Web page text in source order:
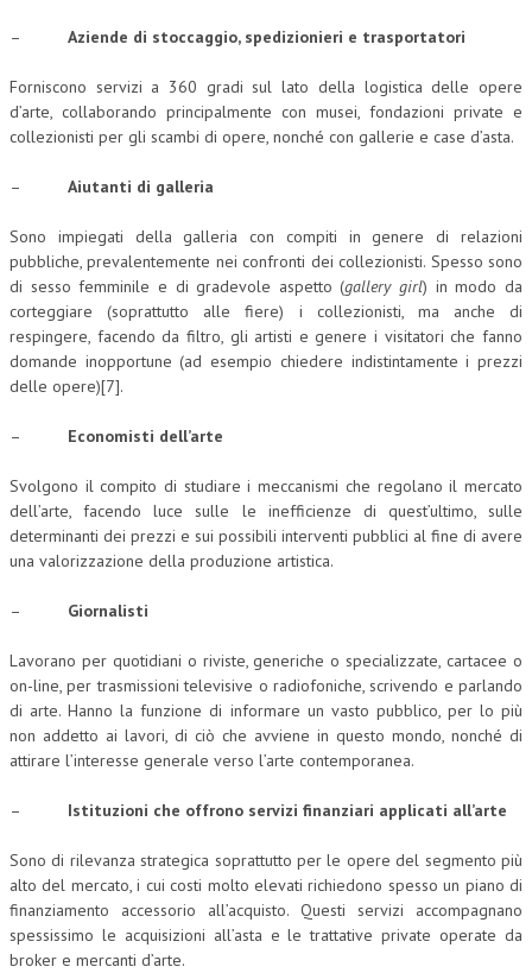
– Aziende di stoccaggio, spedizionieri e trasportatori
Forniscono servizi a 360 gradi sul lato della logistica delle opere
d’arte, collaborando principalmente con musei, fondazioni private e
collezionisti per gli scambi di opere, nonché con gallerie e case d’asta.
– Aiutanti di galleria
Sono impiegati della galleria con compiti in genere di relazioni
pubbliche, prevalentemente nei confronti dei collezionisti. Spesso sono
di sesso femminile e di gradevole aspetto (gallery girl) in modo da
corteggiare (soprattutto alle fiere) i collezionisti, ma anche di
respingere, facendo da filtro, gli artisti e genere i visitatori che fanno
domande inopportune (ad esempio chiedere indistintamente i prezzi
delle opere)[7].
– Economisti dell’arte
Svolgono il compito di studiare i meccanismi che regolano il mercato
dell’arte, facendo luce sulle le inefficienze di quest’ultimo, sulle
determinanti dei prezzi e sui possibili interventi pubblici al fine di avere
una valorizzazione della produzione artistica.
– Giornalisti
Lavorano per quotidiani o riviste, generiche o specializzate, cartacee o
on-line, per trasmissioni televisive o radiofoniche, scrivendo e parlando
di arte. Hanno la funzione di informare un vasto pubblico, per lo più
non addetto ai lavori, di ciò che avviene in questo mondo, nonché di
attirare l’interesse generale verso l’arte contemporanea.
– Istituzioni che offrono servizi finanziari applicati all’arte
Sono di rilevanza strategica soprattutto per le opere del segmento più
alto del mercato, i cui costi molto elevati richiedono spesso un piano di
finanziamento accessorio all’acquisto. Questi servizi accompagnano
spessissimo le acquisizioni all’asta e le trattative private operate da
broker e mercanti d’arte.